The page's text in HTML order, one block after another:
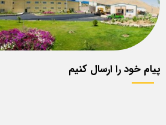
پیام خود را ارسال کنیم